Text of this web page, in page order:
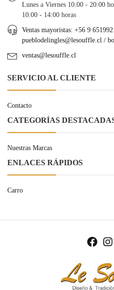
Lunes a Viernes 10:00 - 20:00
10:00 - 14:00 horas
Ventas mayoristas: +56 9
pueblodelingles@lesouffle.cl /
ventas@lesouffle.cl
SERVICIO AL CLIENTE
Contacto
CATEGORÍAS
Nuestras Marcas
ENLACES RÁPIDOS
Carro